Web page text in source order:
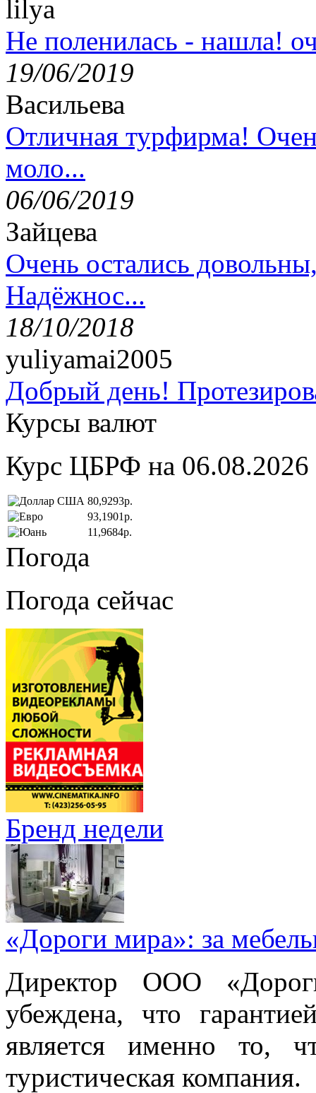
lilya
Не поленилась - нашла!
19/06/2019
Васильева
Отличная турфирма!
моло...
06/06/2019
Зайцева
Очень остались
Надёжнос...
18/10/2018
yuliyamai2005
Добрый день!
Курсы валют
Курс ЦБРФ на 06.08.2026
80,9293р.
93,1901р.
11,9684р.
Погода
Погода сейчас
Бренд недели
«Дороги мира»: за
Директор ООО
убеждена, что
является именно то,
туристическая компания.